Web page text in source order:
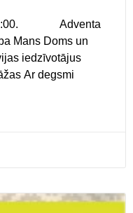
19:00. Adventa
Mans Doms un
iedzīvotājus
Ar degsmi